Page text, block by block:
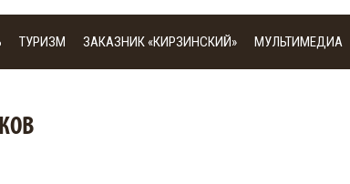
ТУРИЗМ ЗАКАЗНИК «КИРЗИНСКИЙ» МУЛЬТИМЕДИА